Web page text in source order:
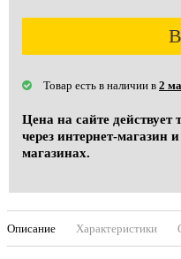
Товар есть в наличии в 2
Цена на сайте действует
через интернет-магазин
магазинах.
Описание Характеристики